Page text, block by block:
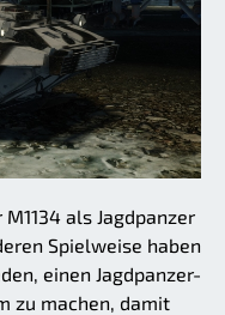
als Jagdpanzer
Spielweise haben
einen Jagdpanzer-
zu machen, damit